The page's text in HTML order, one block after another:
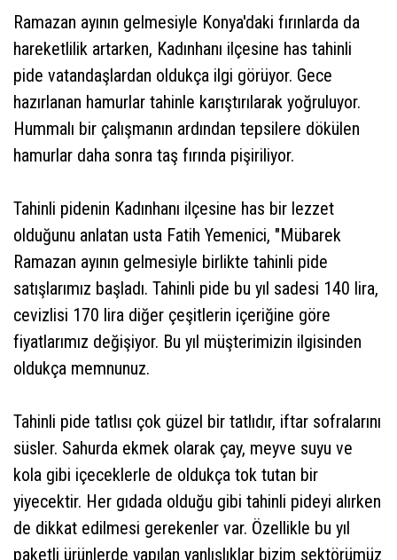
Ramazan ayının gelmesiyle Konya'daki fırınlarda da
hareketlilik artarken, Kadınhanı ilçesine has tahinli
pide vatandaşlardan oldukça ilgi görüyor. Gece
hazırlanan hamurlar tahinle karıştırılarak yoğruluyor.
Hummalı bir çalışmanın ardından tepsilere dökülen
hamurlar daha sonra taş fırında pişiriliyor.
Tahinli pidenin Kadınhanı ilçesine has bir lezzet
olduğunu anlatan usta Fatih Yemenici, "Mübarek
Ramazan ayının gelmesiyle birlikte tahinli pide
satışlarımız başladı. Tahinli pide bu yıl sadesi 140 lira,
cevizlisi 170 lira diğer çeşitlerin içeriğine göre
fiyatlarımız değişiyor. Bu yıl müşterimizin ilgisinden
oldukça memnunuz.
Tahinli pide tatlısı çok güzel bir tatlıdır, iftar sofralarını
süsler. Sahurda ekmek olarak çay, meyve suyu ve
kola gibi içeceklerle de oldukça tok tutan bir
yiyecektir. Her gıdada olduğu gibi tahinli pideyi alırken
de dikkat edilmesi gerekenler var. Özellikle bu yıl
paketli ürünlerde yapılan yanlışlıklar bizim sektörümüz